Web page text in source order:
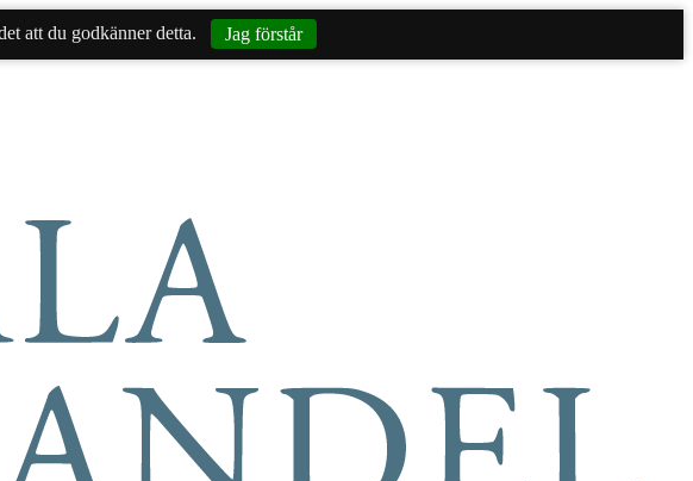
att du godkänner detta.
Jag förstår